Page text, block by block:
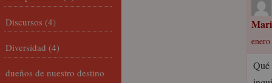
Qué
Discursos (4)
Diversidad (4)
dueños de nuestro destino